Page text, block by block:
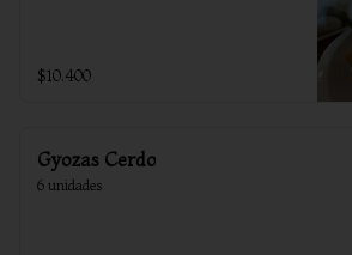
$10.400
Gyozas Cerdo
6 unidades